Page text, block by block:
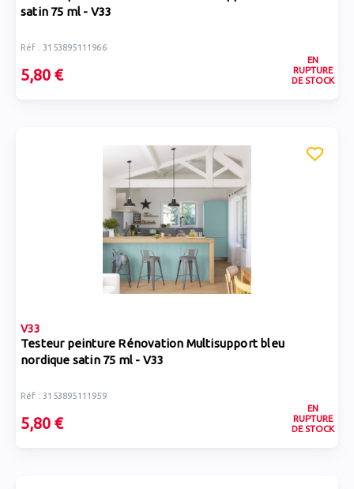
satin 75 ml - V33
Réf : 3153895111966
5,80 €
EN
RUPTURE
DE STOCK
V33
Testeur peinture Rénovation Multisupport bleu
nordique satin 75 ml - V33
Réf : 3153895111959
5,80 €
EN
RUPTURE
DE STOCK